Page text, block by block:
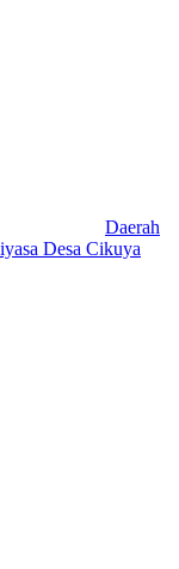
Daerah
Desa Cikuya